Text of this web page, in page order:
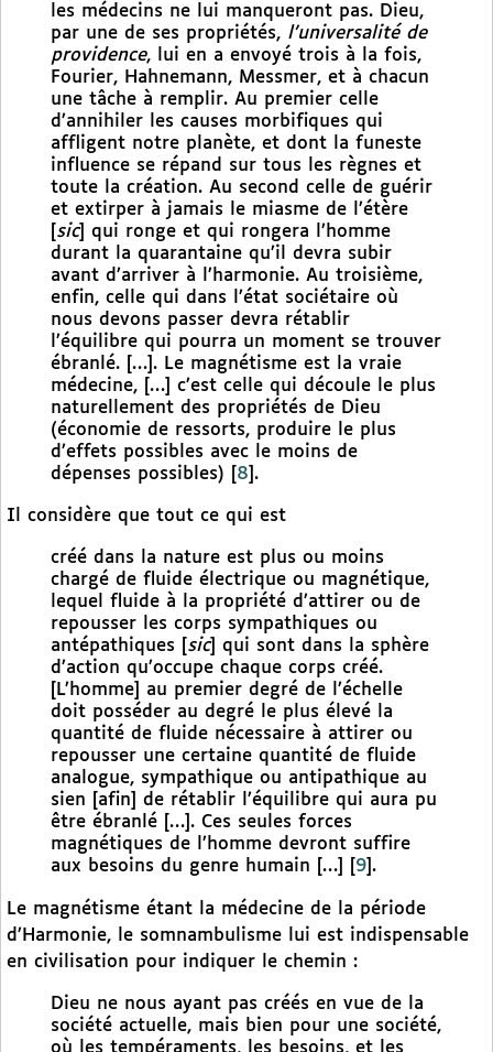
les médecins ne lui manqueront pas. Dieu,
par une de ses propriétés, l’universalité de
providence, lui en a envoyé trois à la fois,
Fourier, Hahnemann, Messmer, et à chacun
une tâche à remplir. Au premier celle
d’annihiler les causes morbifiques qui
affligent notre planète, et dont la funeste
influence se répand sur tous les règnes et
toute la création. Au second celle de guérir
et extirper à jamais le miasme de l’étère
sic] qui ronge et qui rongera l’homme
durant la quarantaine qu’il devra subir
avant d’arriver à l’harmonie. Au troisième,
enfin, celle qui dans l’état sociétaire où
nous devons passer devra rétablir
l’équilibre qui pourra un moment se trouver
ébranlé. […]. Le magnétisme est la vraie
médecine, […] c’est celle qui découle le plus
naturellement des propriétés de Dieu
(économie de ressorts, produire le plus
d’effets possibles avec le moins de
dépenses possibles)
8 .
Il considère que tout ce qui est
créé dans la nature est plus ou moins
chargé de fluide électrique ou magnétique,
lequel fluide à la propriété d’attirer ou de
repousser les corps sympathiques ou
antépathiques [ sic] qui sont dans la sphère
d’action qu’occupe chaque corps créé.
[L’homme] au premier degré de l’échelle
doit posséder au degré le plus élevé la
quantité de fluide nécessaire à attirer ou
repousser une certaine quantité de fluide
analogue, sympathique ou antipathique au
sien [afin] de rétablir l’équilibre qui aura pu
être ébranlé […]. Ces seules forces
magnétiques de l’homme devront suffire
aux besoins du genre humain […]
9 .
Le magnétisme étant la médecine de la période
d’Harmonie, le somnambulisme lui est indispensable
en civilisation pour indiquer le chemin :
Dieu ne nous ayant pas créés en vue de la
société actuelle, mais bien pour une société,
où les tempéraments, les besoins, et les